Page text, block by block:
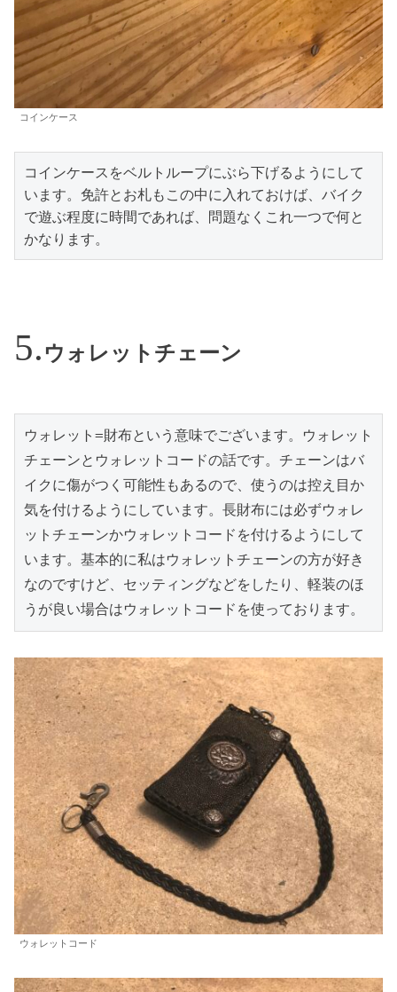
コインケース
コインケースをベルトループにぶら下げるようにして
います。免許とお札もこの中に入れておけば、バイク
で遊ぶ程度に時間であれば、問題なくこれ一つで何と
かなります。
ウォレットチェーン
ウォレット=財布という意味でございます。ウォレット
チェーンとウォレットコードの話です。チェーンはバ
イクに傷がつく可能性もあるので、使うのは控え目か
気を付けるようにしています。長財布には必ずウォレ
ットチェーンかウォレットコードを付けるようにして
います。基本的に私はウォレットチェーンの方が好き
なのですけど、セッティングなどをしたり、軽装のほ
うが良い場合はウォレットコードを使っております。
ウォレットコード